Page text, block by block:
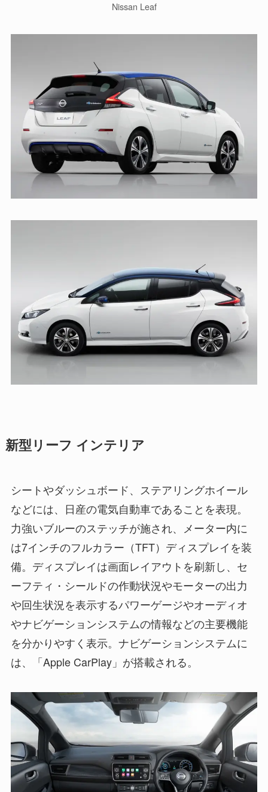
Nissan Leaf
新型リーフ インテリア
シートやダッシュボード、ステアリングホイール
などには、日産の電気自動車であることを表現。
力強いブルーのステッチが施され、メーター内に
は7インチのフルカラー（TFT）ディスプレイを装
備。ディスプレイは画面レイアウトを刷新し、セ
ーフティ・シールドの作動状況やモーターの出力
や回生状況を表示するパワーゲージやオーディオ
やナビゲーションシステムの情報などの主要機能
を分かりやすく表示。ナビゲーションシステムに
は、「Apple CarPlay」が搭載される。